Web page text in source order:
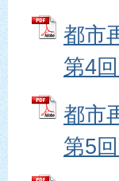
都市
第4
都市
第5